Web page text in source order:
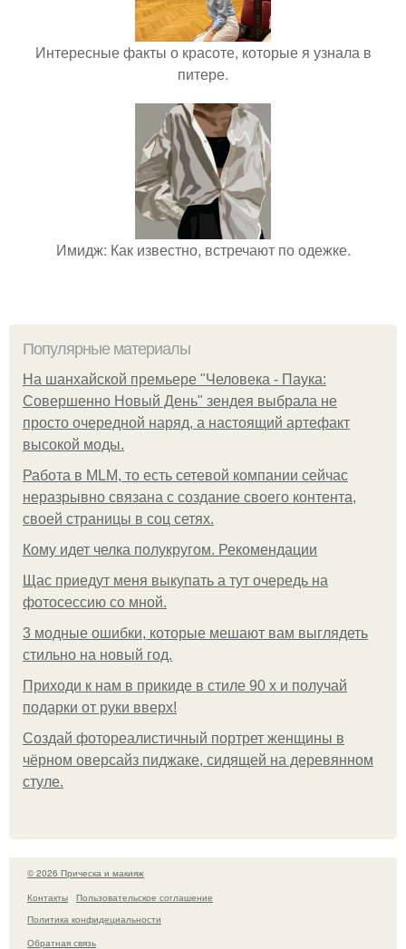
Интересные факты о красоте, которые я узнала в
питере.
Имидж: Как известно, встречают по одежке.
Популярные материалы
На шанхайской премьере "Человека - Паука:
Совершенно Новый День" зендея выбрала не
просто очередной наряд, а настоящий артефакт
высокой моды.
Работа в MLM, то есть сетевой компании сейчас
неразрывно связана с создание своего контента,
своей страницы в соц сетях.
Кому идет челка полукругом. Рекомендации
Щас приедут меня выкупать а тут очередь на
фотосессию со мной.
3 модные ошибки, которые мешают вам выглядеть
стильно на новый год.
Приходи к нам в прикиде в стиле 90 х и получай
подарки от руки вверх!
Создай фотореалистичный портрет женщины в
чёрном оверсайз пиджаке, сидящей на деревянном
стуле.
© 2026 Прическа и макияж
Контакты
Пользовательское соглашение
Политика конфидециальности
Обратная связь